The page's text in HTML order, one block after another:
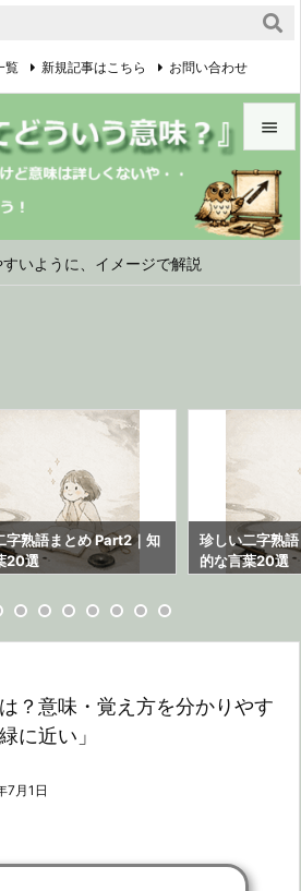
いように、イメージで解説


メニュ


覧 新規記事はこちら お問い合わせ

字熟語まとめ Part2｜知
20選
珍しい二字熟
的な言葉20選
？意味・覚え方を分かりやす
に近い」
7月1日